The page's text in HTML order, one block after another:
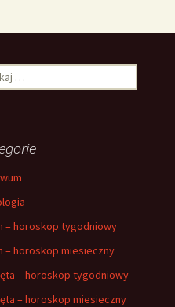
– horoskop tygodniowy
– horoskop miesieczny
– horoskop tygodniowy
– horoskop miesieczny